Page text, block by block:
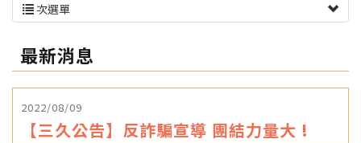
次選單
最新消息
2022/08/09
【三久公告】反詐騙宣導 團結力量大 !